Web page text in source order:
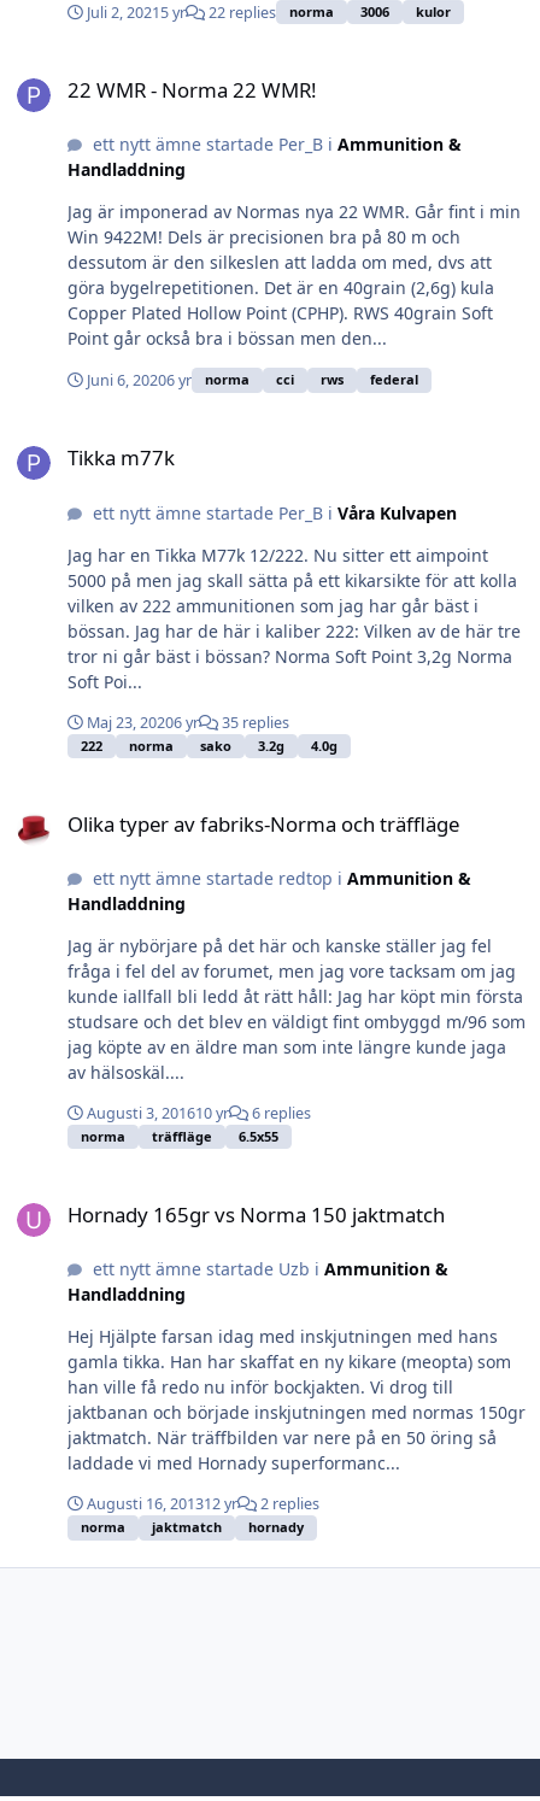
Juli 2, 20215 yr 22 replies norma 3006 kulor
22 WMR - Norma 22 WMR!
ett nytt ämne startade Per_B i Ammunition &
Handladdning
Jag är imponerad av Normas nya 22 WMR. Går fint i min
Win 9422M! Dels är precisionen bra på 80 m och
dessutom är den silkeslen att ladda om med, dvs att
göra bygelrepetitionen. Det är en 40grain (2,6g) kula
Copper Plated Hollow Point (CPHP). RWS 40grain Soft
Point går också bra i bössan men den...
Juni 6, 20206 yr norma cci rws federal
Tikka m77k
ett nytt ämne startade Per_B i Våra Kulvapen
Jag har en Tikka M77k 12/222. Nu sitter ett aimpoint
5000 på men jag skall sätta på ett kikarsikte för att kolla
vilken av 222 ammunitionen som jag har går bäst i
bössan. Jag har de här i kaliber 222: Vilken av de här tre
tror ni går bäst i bössan? Norma Soft Point 3,2g Norma
Soft Poi...
Maj 23, 20206 yr 35 replies
222 norma sako 3.2g 4.0g
Olika typer av fabriks-Norma och träffläge
ett nytt ämne startade redtop i Ammunition &
Handladdning
Jag är nybörjare på det här och kanske ställer jag fel
fråga i fel del av forumet, men jag vore tacksam om jag
kunde iallfall bli ledd åt rätt håll: Jag har köpt min första
studsare och det blev en väldigt fint ombyggd m/96 som
jag köpte av en äldre man som inte längre kunde jaga
av hälsoskäl....
Augusti 3, 201610 yr 6 replies
norma träffläge 6.5x55
Hornady 165gr vs Norma 150 jaktmatch
ett nytt ämne startade Uzb i Ammunition &
Handladdning
Hej Hjälpte farsan idag med inskjutningen med hans
gamla tikka. Han har skaffat en ny kikare (meopta) som
han ville få redo nu inför bockjakten. Vi drog till
jaktbanan och började inskjutningen med normas 150gr
jaktmatch. När träffbilden var nere på en 50 öring så
laddade vi med Hornady superformanc...
Augusti 16, 201312 yr 2 replies
norma jaktmatch hornady